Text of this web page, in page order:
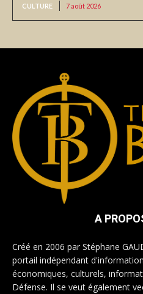
CULTURE 7 août 2026
A
Créé en 2006 par Stéphane
portail indépendant
économiques, culturels,
Défense. Il se veut également